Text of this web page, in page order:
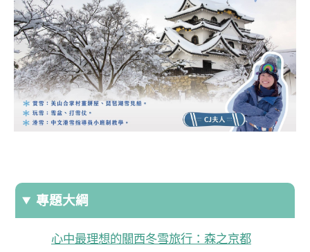
專題大綱
心中最理想的關西冬雪旅行：森之京都